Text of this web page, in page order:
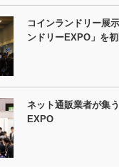
コインランドリー展
ンドリーEXPO」を
ネット通販業者が集
EXPO